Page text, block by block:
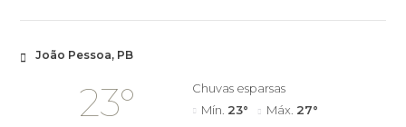
João Pessoa, PB
23°
Chuvas esparsas
Mín. 23° Máx. 27°